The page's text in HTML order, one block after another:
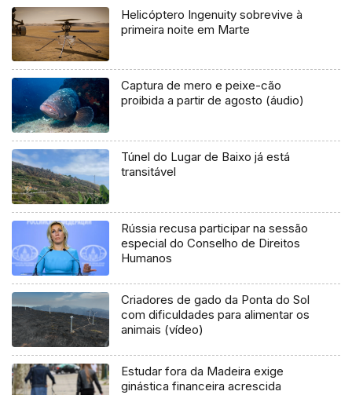
Helicóptero Ingenuity sobrevive à
primeira noite em Marte
Captura de mero e peixe-cão
proibida a partir de agosto (áudio)
Túnel do Lugar de Baixo já está
transitável
Rússia recusa participar na sessão
especial do Conselho de Direitos
Humanos
Criadores de gado da Ponta do Sol
com dificuldades para alimentar os
animais (vídeo)
Estudar fora da Madeira exige
ginástica financeira acrescida